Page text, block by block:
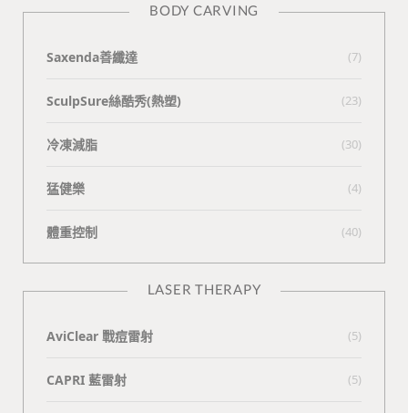
BODY CARVING
Saxenda善纖達 (7)
SculpSure絲酷秀(熱塑) (23)
冷凍減脂 (30)
猛健樂 (4)
體重控制 (40)
LASER THERAPY
AviClear 戰痘雷射 (5)
CAPRI 藍雷射 (5)